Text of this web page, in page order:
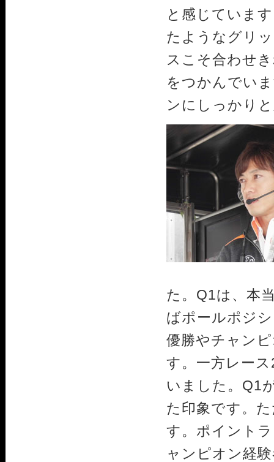
と感じていま
たようなグリ
スこそ合わせ
をつかんでい
ンにしっかり
た。Q1は、本
ばポールポジ
優勝やチャン
す。一方レー
いました。Q1
た印象です。
す。ポイント
ャンピオン経